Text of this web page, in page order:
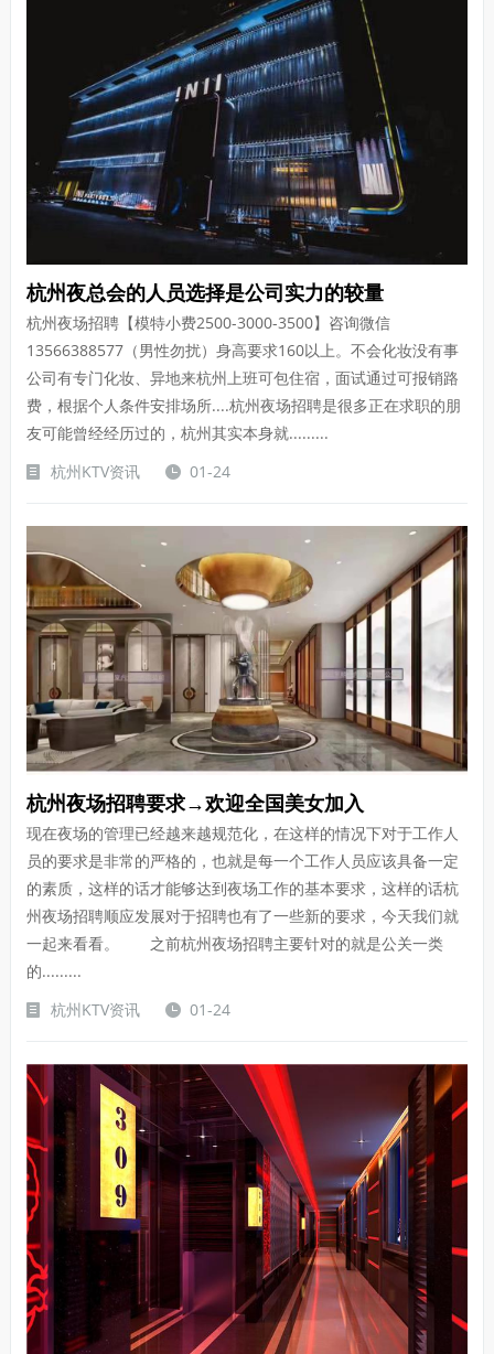
杭州夜总会的人员选择是公司实力的较量
杭州夜场招聘【模特小费2500-3000-3500】咨询微信
13566388577（男性勿扰）身高要求160以上。不会化妆没有事
公司有专门化妆、异地来杭州上班可包住宿，面试通过可报销路
费，根据个人条件安排场所....杭州夜场招聘是很多正在求职的朋
友可能曾经经历过的，杭州其实本身就.........
杭州KTV资讯
01-24
杭州夜场招聘要求→欢迎全国美女加入
现在夜场的管理已经越来越规范化，在这样的情况下对于工作人
员的要求是非常的严格的，也就是每一个工作人员应该具备一定
的素质，这样的话才能够达到夜场工作的基本要求，这样的话杭
州夜场招聘顺应发展对于招聘也有了一些新的要求，今天我们就
一起来看看。 之前杭州夜场招聘主要针对的就是公关一类
的.........
杭州KTV资讯
01-24